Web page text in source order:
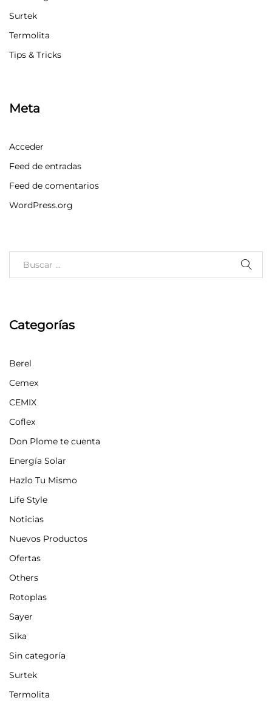
Surtek
Termolita
Tips & Tricks
Meta
Acceder
Feed de entradas
Feed de comentarios
WordPress.org
Categorías
Berel
Cemex
CEMIX
Coflex
Don Plome te cuenta
Energía Solar
Hazlo Tu Mismo
Life Style
Noticias
Nuevos Productos
Ofertas
Others
Rotoplas
Sayer
Sika
Sin categoría
Surtek
Termolita